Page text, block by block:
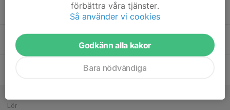
Tor
Lör
förbättra våra tjänster.
Så använder vi cookies
Godkänn alla kakor
Bara nödvändiga